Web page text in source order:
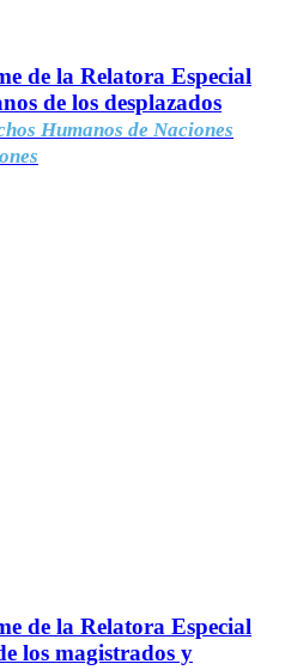
de la Relatora Especial
de los desplazados
Humanos de Naciones
de la Relatora Especial
los magistrados y